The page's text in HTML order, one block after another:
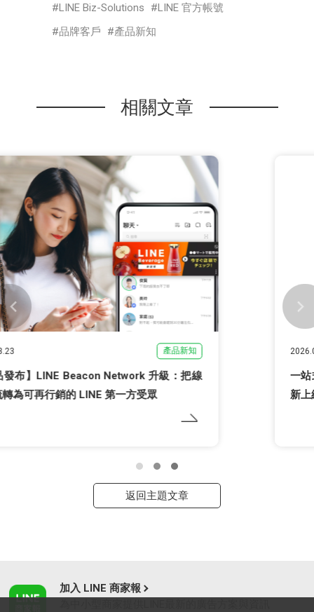
LINE Biz-Solutions
LINE 官方帳號
品牌客戶
產品新知
相關文章
一站式整合經營工具，LINE OA Plus 幫手市集全
新上線，打造專屬自動化商務系統
返回主題文章
加入 LINE 商家報